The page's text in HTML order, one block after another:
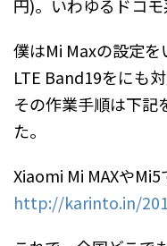
円)。いわゆるドコモ
僕はMi Maxの設定を
LTE Band19をにも
その作業手順は下記
た。
Xiaomi Mi MAXや
http://karinto.in/